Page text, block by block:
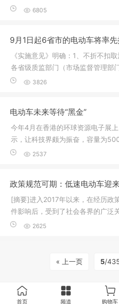
68M驱动方
6805
9月1日起6省市的电动车将率
《实施意见》明确：1、不折不扣
各省级质监部门（市场监督管理部
构自《 3826
电动车未来等待“黑金”
今年4月在香港的环球资源电子展
示，让科技界颇为振奋，容量为
分钟。2537
政策规范可期：低速电动车迎
[摘要]进入2017年以来，在经历政
件影响后，受到了社会各界的广泛
速电动车2625
« 上一页 5/
首页 频道 购物车